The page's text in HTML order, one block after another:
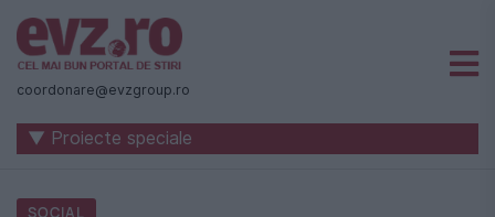
Știri
naționale
internaționale
coordonare@evzgroup.ro
▼ Proiecte speciale